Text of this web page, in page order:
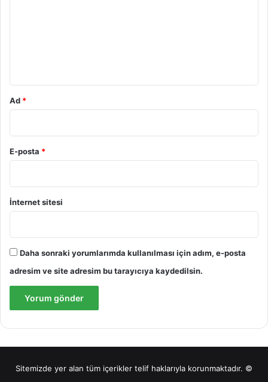
Ad *
E-posta *
İnternet sitesi
Daha sonraki yorumlarımda kullanılması için adım, e-posta
adresim ve site adresim bu tarayıcıya kaydedilsin.
Sitemizde yer alan tüm içerikler telif haklarıyla korunmaktadır. ©